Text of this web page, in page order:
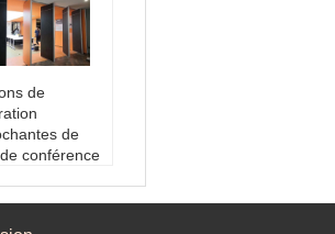
de
de
conférence